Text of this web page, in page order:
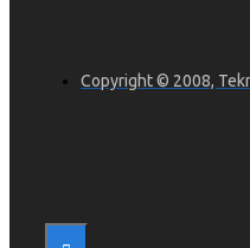
Copyright © 2008,